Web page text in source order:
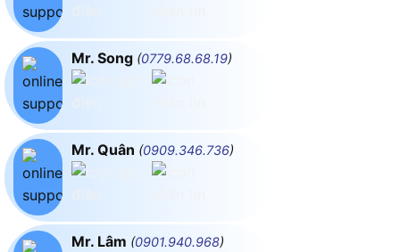
Mr. Song (0779.68.68.19)
Mr. Quân (0909.346.736)
Mr. Lâm (0901.940.968)